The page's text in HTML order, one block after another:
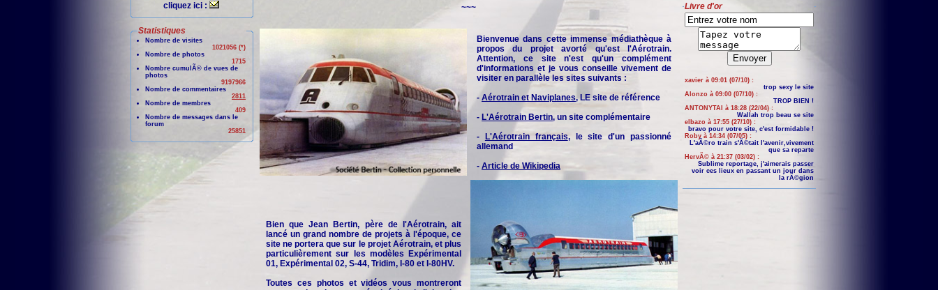
cliquez ici :
Statistiques
Nombre de visites
1021056 (*)
Nombre de photos
1715
Nombre cumulÃ© de vues de
photos
9197966
Nombre de commentaires
2811
Nombre de membres
409
Nombre de messages dans le
forum
25851
~~~
Bienvenue dans cette immense médiathèque à
propos du projet avorté qu'est l'Aérotrain.
Attention, ce site n'est qu'un complément
d'informations et je vous conseille vivement de
visiter en parallèle les sites suivants :
- Aérotrain et Naviplanes, LE site de référence
- L'Aérotrain Bertin, un site complémentaire
-
L'Aérotrain français, le site d'un passionné
allemand
- Article de Wikipedia
Bien que Jean Bertin, père de l'Aérotrain, ait
lancé un grand nombre de projets à l'époque, ce
site ne portera que sur le projet Aérotrain, et plus
particulièrement sur les modèles Expérimental
01, Expérimental 02, S-44, Tridim, I-80 et I-80HV.
Toutes ces photos et vidéos vous montreront
Livre d'or
xavier à 09:01 (07/10) :
trop sexy le site
Alonzo à 09:00 (07/10) :
TROP BIEN !
ANTONYTAI à 18:28 (22/04) :
Wallah trop beau se site
elbazo à 17:55 (27/10) :
bravo pour votre site, c'est formidable !
Roby à 14:34 (07/05) :
L'aÃ©ro train s'Ã©tait l'avenir,vivement
que sa reparte
HervÃ© à 21:37 (03/02) :
Sublime reportage, j'aimerais passer
voir ces lieux en passant un jour dans
la rÃ©gion